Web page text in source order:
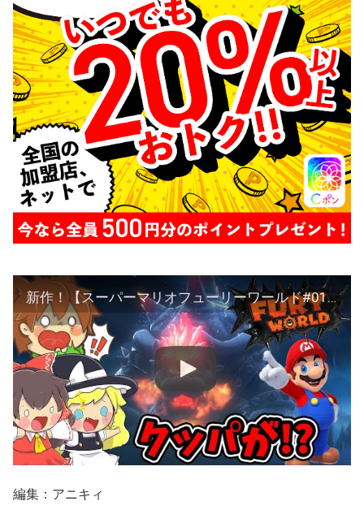
新作！【スーパーマリオフューリーワールド#01】どうしたクッパにまさかの異変！？【ゆっくり実況プレイ】
編集：アニキィ